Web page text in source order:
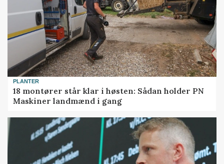
PLANTER
18 montører står klar i høsten: Sådan holder PN
Maskiner landmænd i gang